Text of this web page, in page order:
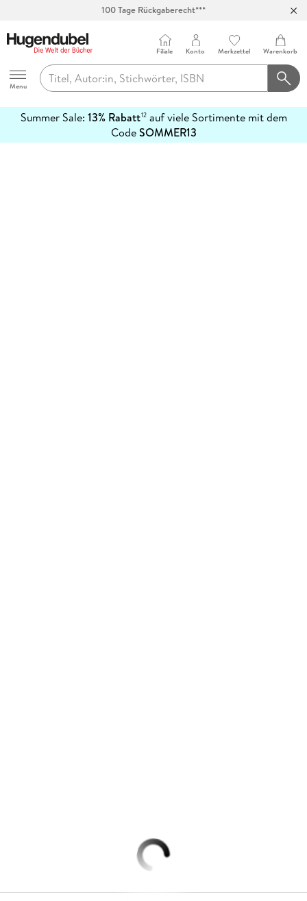
100 Tage Rückgaberecht***
Hugendubel
Menu
Filiale Konto Merkzettel Warenkorb
Summer Sale: 13% Rabatt12auf viele Sortimente mit dem
CodeSOMMER13
erfahren